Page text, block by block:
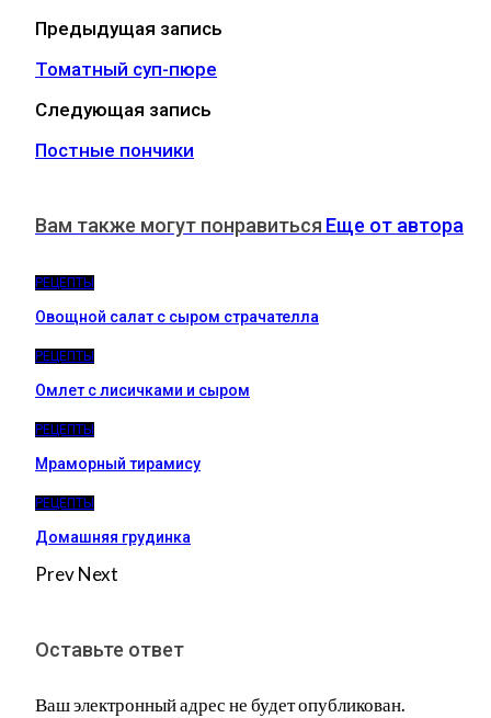
Предыдущая запись
Томатный суп-пюре
Следующая запись
Постные пончики
Вам также могут понравиться Еще от автора
РЕЦЕПТЫ
Овощной салат с сыром страчателла
РЕЦЕПТЫ
Омлет с лисичками и сыром
РЕЦЕПТЫ
Мраморный тирамису
РЕЦЕПТЫ
Домашняя грудинка
PrevNext
Оставьте ответ
Ваш электронный адрес не будет опубликован.